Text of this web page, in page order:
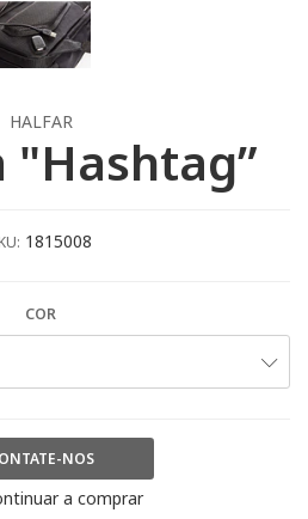
HALFAR
"Hashtag”
1815008
COR
NOS
a comprar